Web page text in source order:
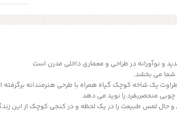
و نوآورانه در طراحی و معماری داخلی مدرن است
شما می بخشد.
یک شاخه کوچک گیاه همراه با طرحی هنرمندانه برگرفته
چوبی منحصربفرد را نوید می دهد
حال لمس طبیعت را در یک لحظه و در کنجی کوچک از این